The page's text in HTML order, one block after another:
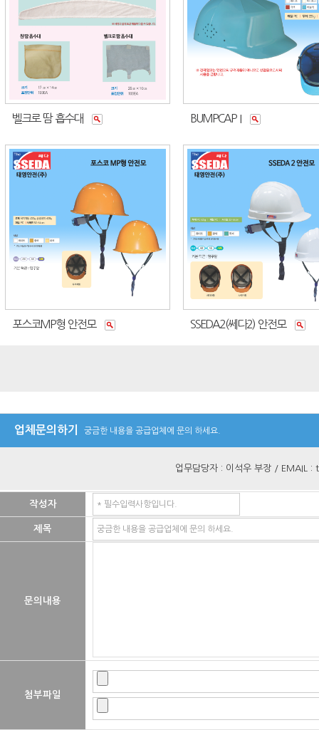
벨크로 땀 흡수대 BUMPCAP I
포스코MP형 안전모 SSEDA2(쎄다2) 안전모
업체문의하기 궁금한 내용을 공급업체에 문의 하세요.
업무담당자 : 이석우 부장 /
작성자
제목
문의내용
첨부파일